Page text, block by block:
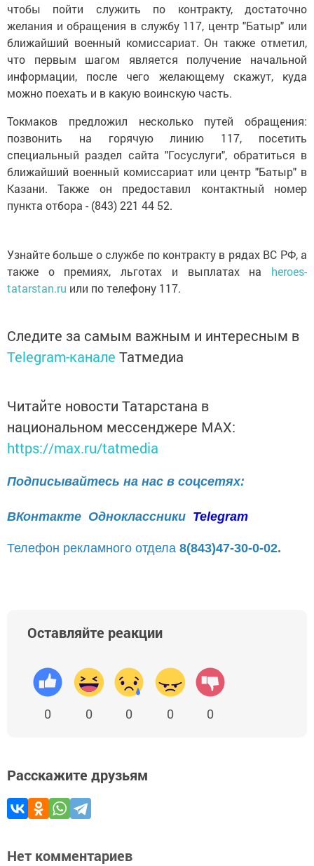
чтобы пойти служить по контракту, достаточно
желания и обращения в службу 117, центр "Батыр" или
ближайший военный комиссариат. Он также отметил,
что первым шагом является получение начальной
информации, после чего желающему скажут, куда
можно поехать и в какую воинскую часть.
Токмаков предложил несколько путей обращения:
позвонить на горячую линию 117, посетить
специальный раздел сайта "Госуслуги", обратиться в
ближайший военный комиссариат или центр "Батыр" в
Казани. Также он предоставил контактный номер
пункта отбора - (843) 221 44 52.
Узнайте больше о службе по контракту в рядах ВС РФ, а
также о премиях, льготах и выплатах на heroes-
tatarstan.ru или по телефону 117.
Следите за самым важным и интересным в
Telegram-канале Татмедиа
Читайте новости Татарстана в
национальном мессенджере MАХ:
https://max.ru/tatmedia
Подписывайтесь на нас в соцсетях:
ВКонтакте Одноклассники Telegram
Телефон рекламного отдела 8(843)47-30-0-02.
Оставляйте реакции
0 0 0 0 0
Расскажите друзьям
Нет комментариев